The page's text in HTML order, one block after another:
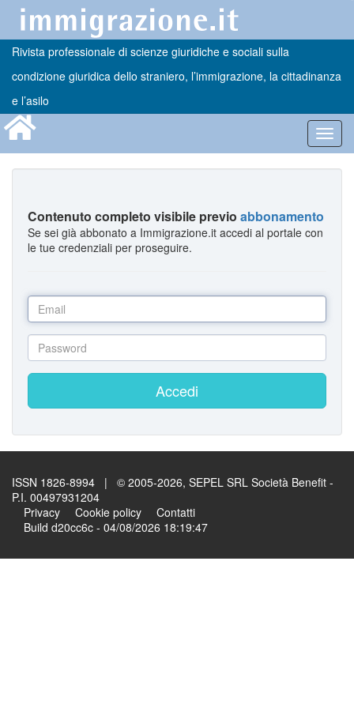
Rivista professionale di scienze giuridiche e sociali sulla
condizione giuridica dello straniero, l’immigrazione, la cittadinanza
e l’asilo
Contenuto completo visibile previo abbonamento
Se sei già abbonato a Immigrazione.it accedi al portale con
le tue credenziali per proseguire.
Accedi
ISSN 1826-8994 | © 2005-2026, SEPEL SRL Società Benefit -
P.I. 00497931204
Privacy
Cookie policy
Contatti
Build d20cc6c - 04/08/2026 18:19:47